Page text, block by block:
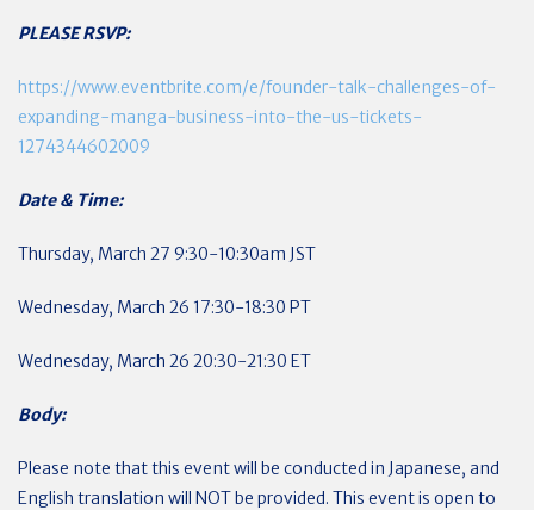
PLEASE RSVP:
https://www.eventbrite.com/e/founder-talk-challenges-of-
expanding-manga-business-into-the-us-tickets-
1274344602009
Date & Time:
Thursday, March 27 9:30-10:30am JST
Wednesday, March 26 17:30-18:30 PT
Wednesday, March 26 20:30-21:30 ET
Body:
Please note that this event will be conducted in Japanese, and
English translation will NOT be provided. This event is open to